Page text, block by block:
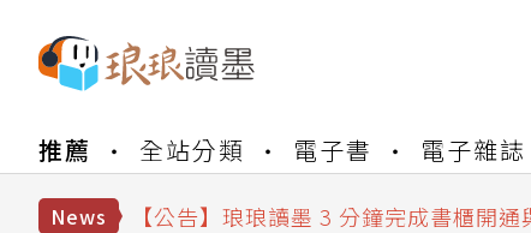
推薦 全站分類 電子書 電子雜誌
News
【公告】琅琅讀墨數位閱讀資產合併與
【公告】琅琅讀墨 3 分鐘完成書櫃開